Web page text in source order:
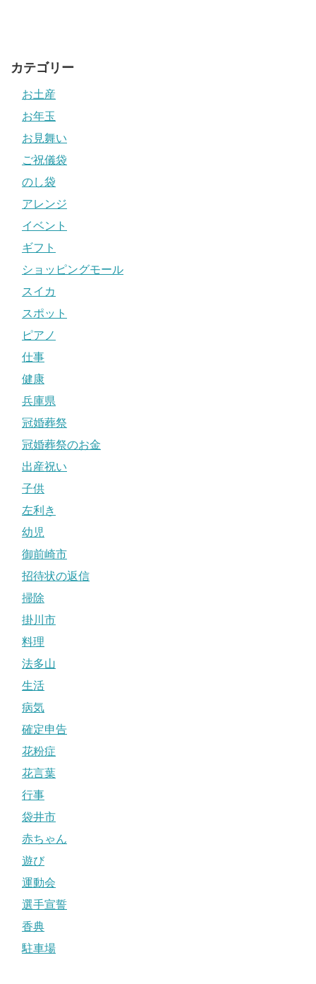
カテゴリー
お土産
お年玉
お見舞い
ご祝儀袋
のし袋
アレンジ
イベント
ギフト
ショッピングモール
スイカ
スポット
ピアノ
仕事
健康
兵庫県
冠婚葬祭
冠婚葬祭のお金
出産祝い
子供
左利き
幼児
御前崎市
招待状の返信
掃除
掛川市
料理
法多山
生活
病気
確定申告
花粉症
花言葉
行事
袋井市
赤ちゃん
遊び
運動会
選手宣誓
香典
駐車場